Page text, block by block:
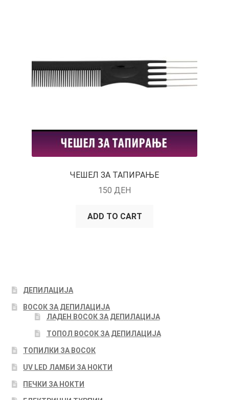
ЧЕШЕЛ ЗА ТАПИРАЊЕ
150 ДЕН
ADD TO CART
ДЕПИЛАЦИЈА
ВОСОК ЗА ДЕПИЛАЦИЈА
ЛАДЕН ВОСОК ЗА ДЕПИЛАЦИЈА
ТОПОЛ ВОСОК ЗА ДЕПИЛАЦИЈА
ТОПИЛКИ ЗА ВОСОК
UV LED ЛАМБИ ЗА НОКТИ
ПЕЧКИ ЗА НОКТИ